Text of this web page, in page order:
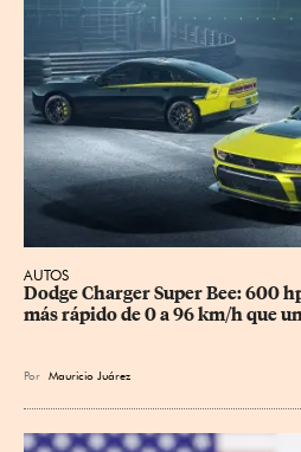
AUTOS
Dodge Charger Super Bee: 600
más rápido de 0 a 96 km/h que
Por Mauricio Juárez